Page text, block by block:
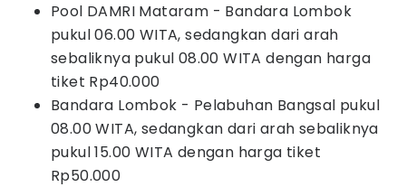
Pool DAMRI Mataram - Bandara Lombok
pukul 06.00 WITA, sedangkan dari arah
sebaliknya pukul 08.00 WITA dengan harga
tiket Rp40.000
Bandara Lombok - Pelabuhan Bangsal pukul
08.00 WITA, sedangkan dari arah sebaliknya
pukul 15.00 WITA dengan harga tiket
Rp50.000